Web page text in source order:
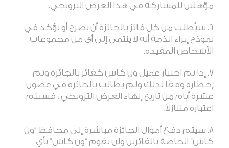
مؤهلين للمشاركة في هذا العرض الترويجي.
سيُطلب من كل فائز بالجائزة أن يصرح أو يؤكد في
نموذج إبراء الذمة أنه لا ينتمي إلى أي من مجموعات
الأشخاص المقيدة.
إذا تم اختيار عميل ون كاش كفائز بالجائزة وتم
إخطاره وفقًا لذلك ولم يطالب بالجائزة في غضون
عشرة أيام من تاريخ إنهاء العرض الترويجي ، فسيتم
اعتباره متنازلاً.
سيتم دفع أموال الجائزة مباشرة إلى محافظ “ون
كاش” الخاصة بالفائزين ولن تقوم “ون كاش” بأي